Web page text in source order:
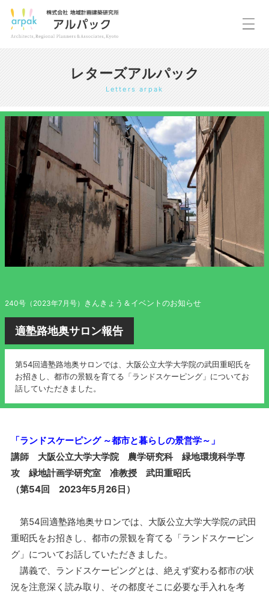
レターズアルパック
Letters arpak
240号（2023年7月号） きんきょう＆イベントのお知らせ
適塾路地奥サロン報告
第54回適塾路地奥サロンでは、大阪公立大学大学院の武田重昭氏を
お招きし、都市の景観を育てる「ランドスケーピング」についてお
話していただきました。
「ランドスケーピング ～都市と暮らしの景営学～」
講師 大阪公立大学大学院 農学研究科 緑地環境科学専
攻 緑地計画学研究室 准教授 武田重昭氏
（第54回 2023年5月26日）
第54回適塾路地奥サロンでは、大阪公立大学大学院の武田
重昭氏をお招きし、都市の景観を育てる「ランドスケーピン
グ」についてお話していただきました。
講義で、ランドスケーピングとは、絶えず変わる都市の状
況を注意深く読み取り、その都度そこに必要な手入れを考